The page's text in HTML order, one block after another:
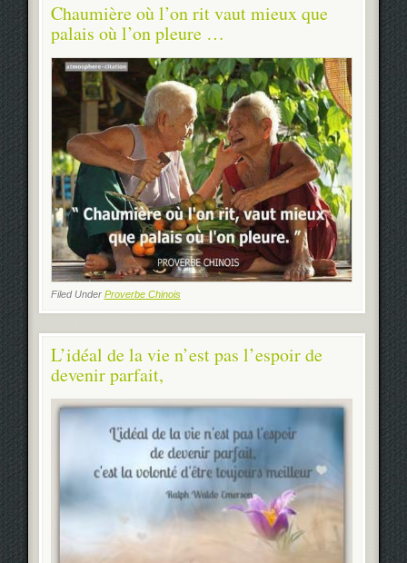
Chaumière où l’on rit vaut mieux que
palais où l’on pleure …
Filed Under Proverbe Chinois
L’idéal de la vie n’est pas l’espoir de
devenir parfait,